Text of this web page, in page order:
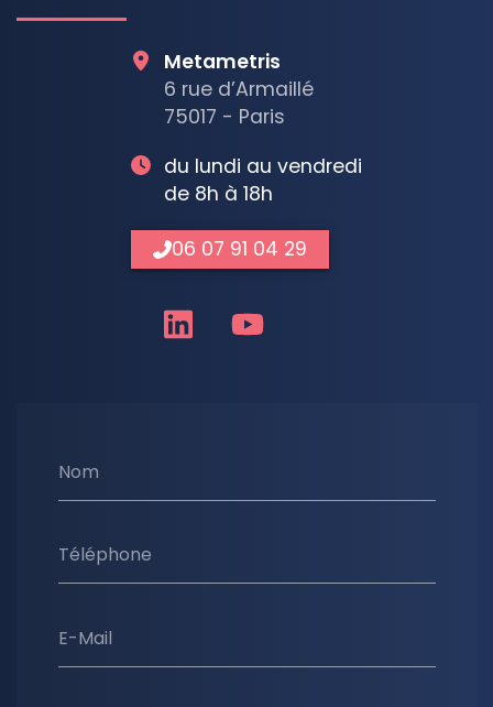
Nom
Téléphone
E-Mail
Metametris
6 rue d’Armaillé
75017 - Paris
du lundi au vendredi
de 8h à 18h
06 07 91 04 29